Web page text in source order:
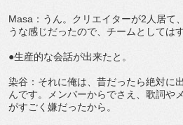
Masa：うん。クリエイターが2人居て
うな感じだったので、チームとしては
●生産的な会話が出来たと。
染谷：それに俺は、昔だったら絶対に
んです。メンバーからでさえ、歌詞や
がすごく嫌だったから。